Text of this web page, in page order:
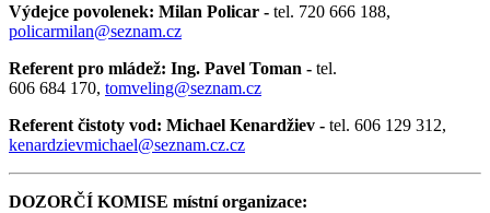
Výdejce povolenek: Milan Policar - tel. 720 666 188,
policarmilan@seznam.cz
Referent pro mládež: Ing. Pavel Toman - tel.
606 684 170, tomveling@seznam.cz
Referent čistoty vod: Michael Kenardžiev - tel. 606 129 312,
kenardzievmichael@seznam.cz.cz
DOZORČÍ KOMISE místní organizace: